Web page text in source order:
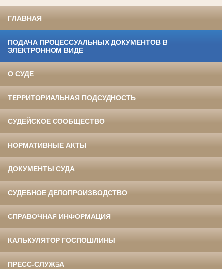
ГЛАВНАЯ
ПОДАЧА ПРОЦЕССУАЛЬНЫХ ДОКУМЕНТОВ В
ЭЛЕКТРОННОМ ВИДЕ
О СУДЕ
ТЕРРИТОРИАЛЬНАЯ ПОДСУДНОСТЬ
СУДЕЙСКОЕ СООБЩЕСТВО
НОРМАТИВНЫЕ АКТЫ
ДОКУМЕНТЫ СУДА
СУДЕБНОЕ ДЕЛОПРОИЗВОДСТВО
СПРАВОЧНАЯ ИНФОРМАЦИЯ
КАЛЬКУЛЯТОР ГОСПОШЛИНЫ
ПРЕСС-СЛУЖБА